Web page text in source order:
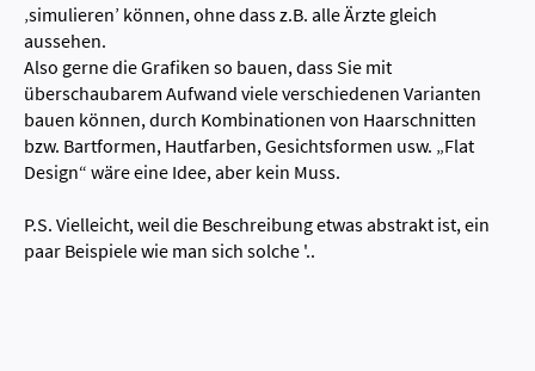
‚simulieren’ können, ohne dass z.B. alle Ärzte gleich
aussehen.
Also gerne die Grafiken so bauen, dass Sie mit
überschaubarem Aufwand viele verschiedenen Varianten
bauen können, durch Kombinationen von Haarschnitten
bzw. Bartformen, Hautfarben, Gesichtsformen usw. „Flat
Design“ wäre eine Idee, aber kein Muss.
P.S. Vielleicht, weil die Beschreibung etwas abstrakt ist, ein
paar Beispiele wie man sich solche '..